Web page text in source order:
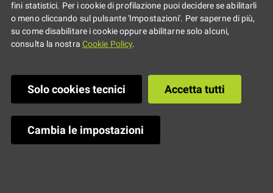
fini statistici. Per i cookie di profilazione puoi decidere se abilitarli
o meno cliccando sul pulsante 'Impostazioni'. Per saperne di più,
su come disabilitare i cookie oppure abilitarne solo alcuni,
consulta la nostra Cookie Policy.
Solo cookies tecnici Accetta tutti
Cambia le impostazioni